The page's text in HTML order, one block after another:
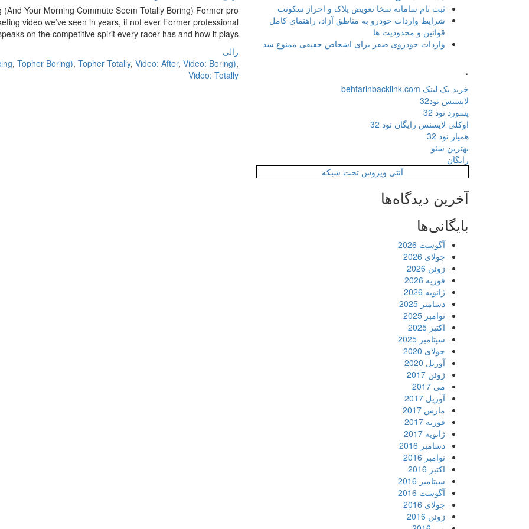
Your Morning Commute Seem Totally Boring) Former pro
video we’ve seen in years, if not ever Former professional
on the competitive spirit every racer has and how it plays […]
رالی
, Topher Boring), Topher Totally, Video: After, Video: Boring),
Video: Totally
ثبت نام سامانه سخا تعویض پلاک و احراز سکونت
شرایط واردات خودرو به مناطق آزاد، راهنمای کامل
قوانین و محدودیت ها
واردات خودروی صفر برای اشخاص حقیقی ممنوع شد
.
خرید بک لینک behtarinbacklink.com
لایسنس نود32
پسورد نود 32
اوکلی لایسنس رایگان نود 32
همیار نود 32
بهترین سئو
رایگان
آنتی ویروس تحت شبکه
آخرین دیدگاه‌ها
بایگانی‌ها
آگوست 2026
جولای 2026
ژوئن 2026
فوریه 2026
ژانویه 2026
دسامبر 2025
نوامبر 2025
اکتبر 2025
سپتامبر 2025
جولای 2020
آوریل 2020
ژوئن 2017
می 2017
آوریل 2017
مارس 2017
فوریه 2017
ژانویه 2017
دسامبر 2016
نوامبر 2016
اکتبر 2016
سپتامبر 2016
آگوست 2016
جولای 2016
ژوئن 2016